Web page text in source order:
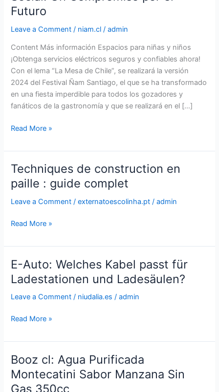
Futuro
Leave a Comment / niam.cl /admin
Content Más información Espacios para niñas y niños
¡Obtenga servicios eléctricos seguros y confiables ahora!
Con el lema “La Mesa de Chile”, se realizará la versión
2024 del Festival Ñam Santiago, el que se ha transformado
en una fiesta imperdible para todos los gozadores y
fanáticos de la gastronomía y que se realizará en el […]
el
la
Gastronomía
Social:
Un
Compromiso
por
Futuro
Read More »
Techniques de construction en
paille : guide complet
Leave a Comment /externatoescolinha.pt /admin
Techniques
construction
en
:
complet
Read More »
E-Auto: Welches Kabel passt für
Ladestationen und Ladesäulen?
Leave a Comment / niudalia.es /admin
E-
Auto:
Welches
Kabel
für
und
Ladesäulen?
Read More »
Booz cl: Agua Purificada
Montecatini Sabor Manzana Sin
Gas 350cc
Booz
cl:
Agua